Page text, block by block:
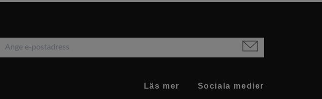
Läs mer Sociala medier